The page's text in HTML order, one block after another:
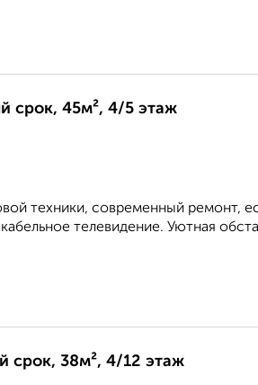
срок, 45м², 4/5 этаж
техники, современный ремонт,
телевидение. Уютная
срок, 38м², 4/12 этаж